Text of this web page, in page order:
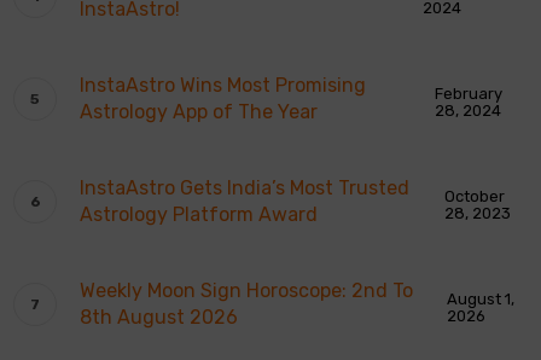
InstaAstro! 2024
InstaAstro Wins Most Promising
Astrology App of The Year
February
28, 2024
InstaAstro Gets India’s Most Trusted
Astrology Platform Award
October
28, 2023
Weekly Moon Sign Horoscope: 2nd To
8th August 2026
August 1,
2026